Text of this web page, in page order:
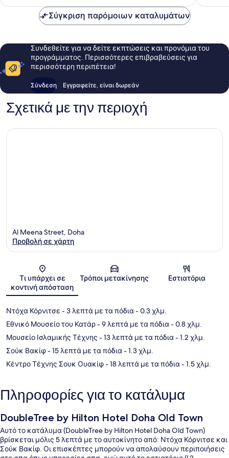
Σύγκριση παρόμοιων καταλυμάτων
Συνδεθείτε για να δείτε εκπτώσεις και προνόμια του
προγράμματος. Περισσότερες επιβραβεύσεις για
περισσότερη περιπέτεια!
Σύνδεση Εγγραφείτε, είναι δωρεάν
Σχετικά με την περιοχή
Χάρτης
Al Meena Street, Doha
Προβολή σε χάρτη
Τι υπάρχει σε
κοντινή απόσταση
Τρόποι μετακίνησης Εστιατόρια
Ντόχα Κόρνιτσε - 3 λεπτά με τα πόδια- 0.3 χλμ.
Εθνικό Μουσείο του Κατάρ- 9 λεπτά με τα πόδια- 0.8 χλμ.
Μουσείο Ισλαμικής Τέχνης - 13 λεπτά με τα πόδια- 1.2 χλμ.
Σούκ Βακίφ- 15 λεπτά με τα πόδια- 1.3 χλμ.
Κέντρο Τέχνης Σουκ Ουακίφ- 18 λεπτά με τα πόδια- 1.5 χλμ.
Πληροφορίες για το κατάλυμα
DoubleTree by Hilton Hotel Doha Old Town
Αυτό το κατάλυμα (DoubleTree by Hilton Hotel Doha Old Town)
βρίσκεται μόλις 5 λεπτά με το αυτοκίνητο από: Ντόχα Κόρνιτσε και
Σούκ Βακίφ. Οι επισκέπτες μπορούν να απολαύσουν περιποιήσεις